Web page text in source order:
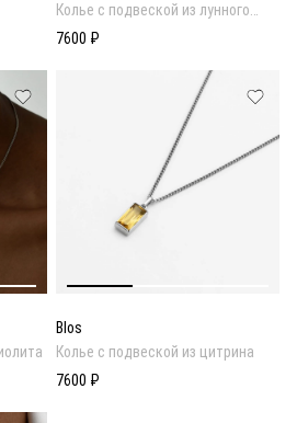
Колье с подвеской из лунного
камня
7600 ₽
Blos
Колье с подвеской из цитрина
7600 ₽